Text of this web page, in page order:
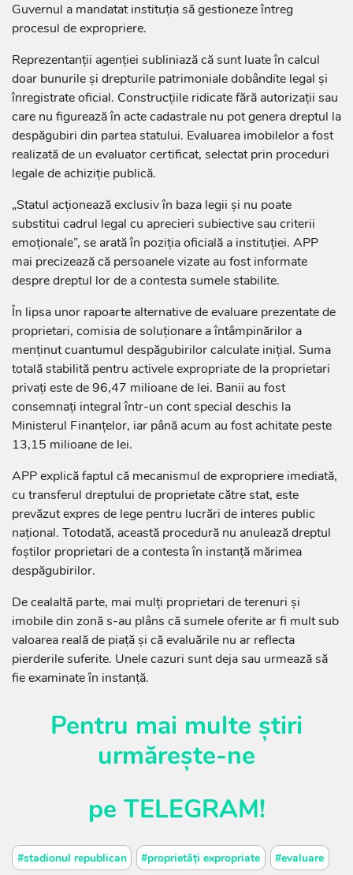
Guvernul a mandatat instituția să gestioneze întreg
procesul de expropriere.
Reprezentanții agenției subliniază că sunt luate în calcul
doar bunurile și drepturile patrimoniale dobândite legal și
înregistrate oficial. Construcțiile ridicate fără autorizații sau
care nu figurează în acte cadastrale nu pot genera dreptul la
despăgubiri din partea statului. Evaluarea imobilelor a fost
realizată de un evaluator certificat, selectat prin proceduri
legale de achiziție publică.
„Statul acționează exclusiv în baza legii și nu poate
substitui cadrul legal cu aprecieri subiective sau criterii
emoționale”, se arată în poziția oficială a instituției. APP
mai precizează că persoanele vizate au fost informate
despre dreptul lor de a contesta sumele stabilite.
În lipsa unor rapoarte alternative de evaluare prezentate de
proprietari, comisia de soluționare a întâmpinărilor a
menținut cuantumul despăgubirilor calculate inițial. Suma
totală stabilită pentru activele expropriate de la proprietari
privați este de 96,47 milioane de lei. Banii au fost
consemnați integral într-un cont special deschis la
Ministerul Finanțelor, iar până acum au fost achitate peste
13,15 milioane de lei.
APP explică faptul că mecanismul de expropriere imediată,
cu transferul dreptului de proprietate către stat, este
prevăzut expres de lege pentru lucrări de interes public
național. Totodată, această procedură nu anulează dreptul
foștilor proprietari de a contesta în instanță mărimea
despăgubirilor.
De cealaltă parte, mai mulți proprietari de terenuri și
imobile din zonă s-au plâns că sumele oferite ar fi mult sub
valoarea reală de piață și că evaluările nu ar reflecta
pierderile suferite. Unele cazuri sunt deja sau urmează să
fie examinate în instanță.
Pentru mai multe știri
urmărește-ne
pe TELEGRAM!
#stadionul republican #proprietăți expropriate #evaluare